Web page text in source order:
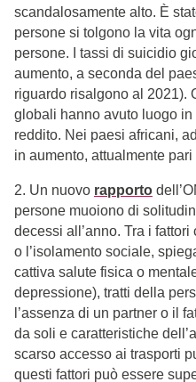
scandalosamente alto. È
persone si tolgono la vita
persone. I tassi di suicidio
aumento, a seconda del
riguardo risalgono al 2021).
globali hanno avuto luogo
reddito. Nei paesi africani,
in aumento, attualmente
2. Un nuovo rapporto
persone muoiono di
decessi all’anno. Tra i
o l’isolamento sociale,
cattiva salute fisica o
depressione), tratti della
l’assenza di un partner o il
da soli e caratteristiche
scarso accesso ai trasporti
questi fattori può essere